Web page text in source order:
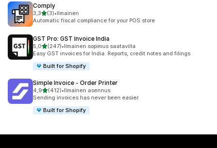
Comply
3,3/ 5 tähteä
(3)
3 arvostelua yhteensä
•Ilmainen
Automatic fiscal compliance for your POS store
GST Pro: GST Invoice India
5,0/ 5 tähteä
(247)
247 arvostelua yhteensä
•Ilmainen sopimus saatavilla
Easy GST invoices for India. Reports, credit notes and filings
Built for Shopify
Simple Invoice ‑ Order Printer
4,9/ 5 tähteä
(412)
412 arvostelua yhteensä
•Ilmainen asennus
Sending invoices has never been easier.
Built for Shopify